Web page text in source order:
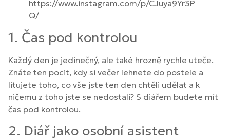
https://www.instagram.com/p/CJuya9Yr3P
Q/
1. Čas pod kontrolou
Každý den je jedinečný, ale také hrozně rychle uteče.
Znáte ten pocit, kdy si večer lehnete do postele a
litujete toho, co vše jste ten den chtěli udělat a k
ničemu z toho jste se nedostali? S diářem budete mít
čas pod kontrolou.
2. Diář jako osobní asistent